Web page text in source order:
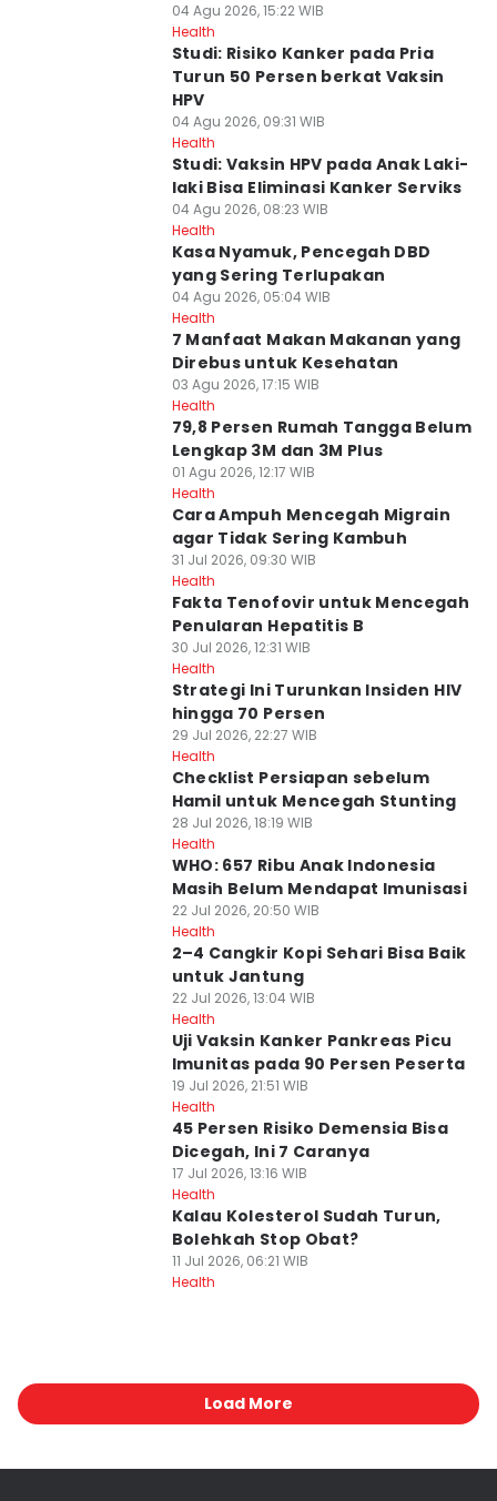
04 Agu 2026, 15:22 WIB
Health
Studi: Risiko Kanker pada Pria
Turun 50 Persen berkat Vaksin
HPV
04 Agu 2026, 09:31 WIB
Health
Studi: Vaksin HPV pada Anak Laki-
laki Bisa Eliminasi Kanker Serviks
04 Agu 2026, 08:23 WIB
Health
Kasa Nyamuk, Pencegah DBD
yang Sering Terlupakan
04 Agu 2026, 05:04 WIB
Health
7 Manfaat Makan Makanan yang
Direbus untuk Kesehatan
03 Agu 2026, 17:15 WIB
Health
79,8 Persen Rumah Tangga Belum
Lengkap 3M dan 3M Plus
01 Agu 2026, 12:17 WIB
Health
Cara Ampuh Mencegah Migrain
agar Tidak Sering Kambuh
31 Jul 2026, 09:30 WIB
Health
Fakta Tenofovir untuk Mencegah
Penularan Hepatitis B
30 Jul 2026, 12:31 WIB
Health
Strategi Ini Turunkan Insiden HIV
hingga 70 Persen
29 Jul 2026, 22:27 WIB
Health
Checklist Persiapan sebelum
Hamil untuk Mencegah Stunting
28 Jul 2026, 18:19 WIB
Health
WHO: 657 Ribu Anak Indonesia
Masih Belum Mendapat Imunisasi
22 Jul 2026, 20:50 WIB
Health
2–4 Cangkir Kopi Sehari Bisa Baik
untuk Jantung
22 Jul 2026, 13:04 WIB
Health
Uji Vaksin Kanker Pankreas Picu
Imunitas pada 90 Persen Peserta
19 Jul 2026, 21:51 WIB
Health
45 Persen Risiko Demensia Bisa
Dicegah, Ini 7 Caranya
17 Jul 2026, 13:16 WIB
Health
Kalau Kolesterol Sudah Turun,
Bolehkah Stop Obat?
11 Jul 2026, 06:21 WIB
Health
Load More